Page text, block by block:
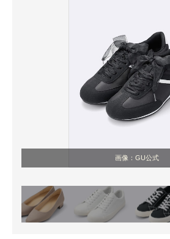
画像：GU公式